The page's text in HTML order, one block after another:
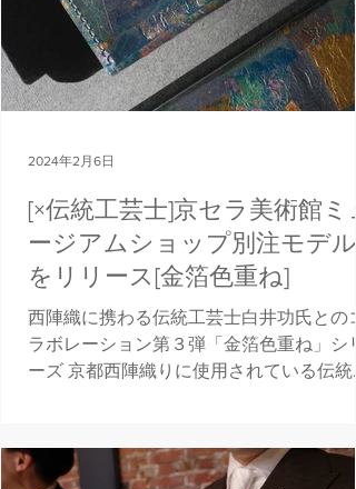
[×伝統工芸士]京セラ美術館ミ
ージアムショップ別注モデル
をリリース[金箔色重ね]
西陣織に携わる伝統工芸士白井功氏とのコ
ラボレーション第３弾「金箔色重ね」シリ
ーズ 京都西陣織りに使用されている伝統
工を施し、揉み込んだ後に裁断、再配置さ
れ、唯一無二の柄を作り出す。...
2024年2月6日